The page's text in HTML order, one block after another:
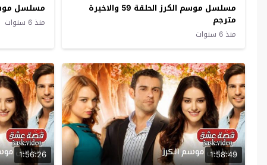
مسلسل موسم الكرز الحلقة 59 والاخيرة
مترجم
منذ 6 سنوات
مسلسل موسم
منذ 6 سنوات
1:58:49
1:56:26